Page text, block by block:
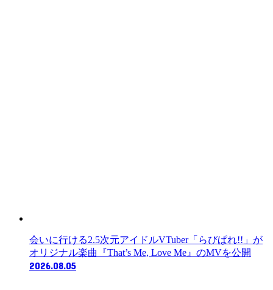
会いに行ける2.5次元アイドルVTuber「らびぱれ!!」が
オリジナル楽曲『That’s Me, Love Me』のMVを公開
2026.08.05